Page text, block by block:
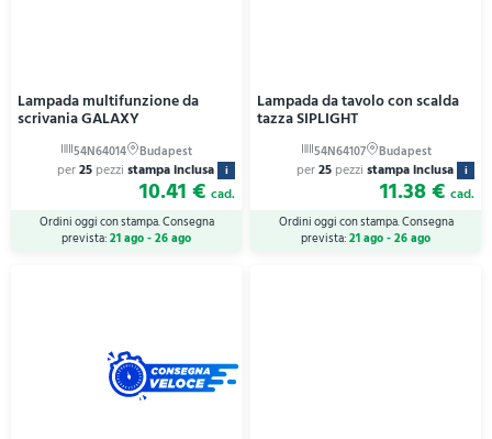
Lampada multifunzione da
scrivania GALAXY
per25 pezzi stampa inclusa i
10.41 € cad.
Ordini oggi con stampa. Consegna
prevista:21 ago - 26 ago
Lampada da tavolo con scalda
tazza SIPLIGHT
per25 pezzi stampa inclusa i
11.38 € cad.
Ordini oggi con stampa. Consegna
prevista:21 ago - 26 ago